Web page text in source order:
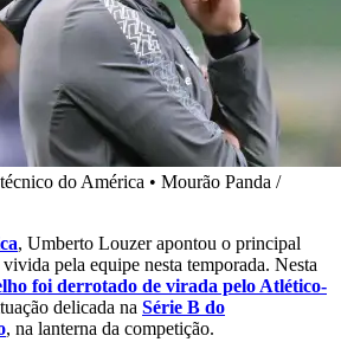
do América • Mourão Panda /
, Umberto Louzer apontou o principal
pela equipe nesta temporada. Nesta
foi derrotado de virada pelo Atlético-
delicada na Série B do
, na lanterna da competição.